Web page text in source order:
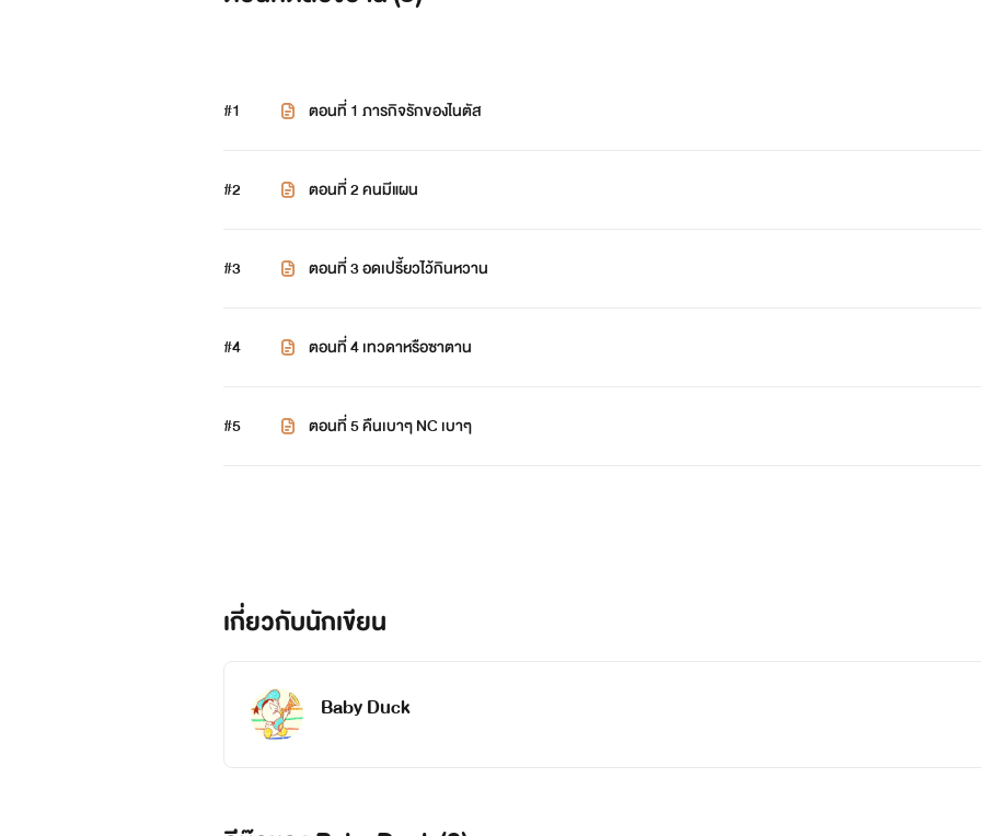
#1 ตอนที่ 1 ภารกิจรักของไนตัส
#2 ตอนที่ 2 คนมีแผน
#3 ตอนที่ 3 อดเปรี้ยวไว้กินหวาน
#4 ตอนที่ 4 เทวดาหรือซาตาน
#5 ตอนที่ 5 คืนเบาๆ NC เบาๆ
เกี่ยวกับนักเขียน
Baby Duck